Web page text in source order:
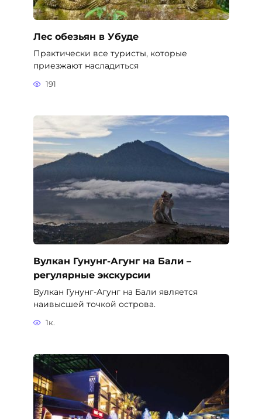
Лес обезьян в Убуде
Практически все туристы, которые
приезжают насладиться
191
Вулкан Гунунг-Агунг на Бали –
регулярные экскурсии
Вулкан Гунунг-Агунг на Бали является
наивысшей точкой острова.
1к.